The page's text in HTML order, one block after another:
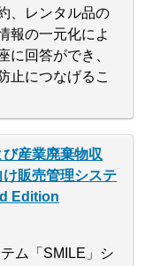
、レンタル品の
報の一元化によ
に回答ができ、
止につなげるこ
産業廃棄物収
販売管理システ
Edition
ム「SMILE」シ